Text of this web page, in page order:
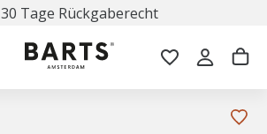
30 Tage Rückgaberecht